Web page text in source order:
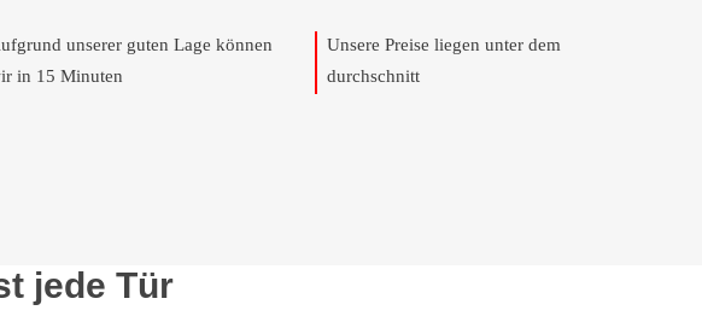
unserer guten Lage können
in 15 Minuten
Unsere Preise liegen unter dem
durchschnitt
jede Tür